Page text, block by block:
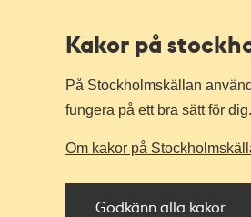
Kakor på
På Stockholmskällan
fungera på ett bra sätt för dig.
Om kakor på
Godkänn alla kakor